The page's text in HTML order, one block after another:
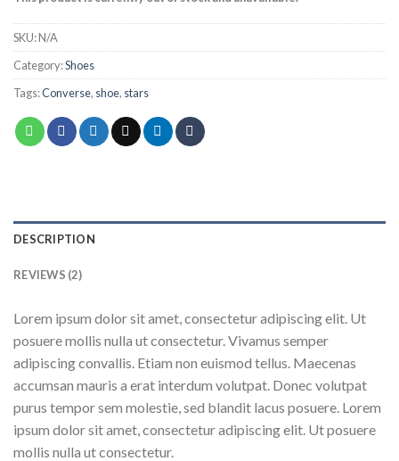
SKU:N/A
Category:Shoes
Tags:Converse, shoe, stars
DESCRIPTION
REVIEWS (2)
Lorem ipsum dolor sit amet, consectetur adipiscing elit. Ut
posuere mollis nulla ut consectetur. Vivamus semper
adipiscing convallis. Etiam non euismod tellus. Maecenas
accumsan mauris a erat interdum volutpat. Donec volutpat
purus tempor sem molestie, sed blandit lacus posuere. Lorem
ipsum dolor sit amet, consectetur adipiscing elit. Ut posuere
mollis nulla ut consectetur.